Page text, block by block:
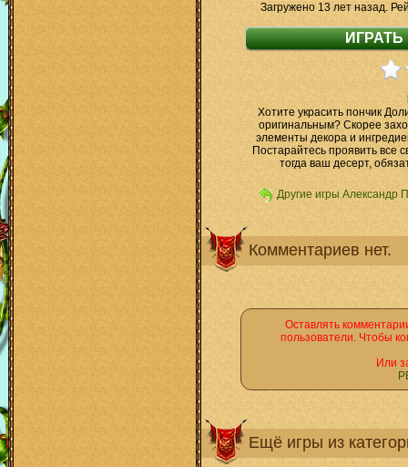
Загружено 13 лет назад.
Хотите украсить пончик
оригинальным? Скорее
элементы декора и
Постарайтесь проявить все
тогда ваш десерт,
Другие игры Александр
Комментариев нет.
Оставлять
пользователи. Чтобы
Или
Ещё игры из